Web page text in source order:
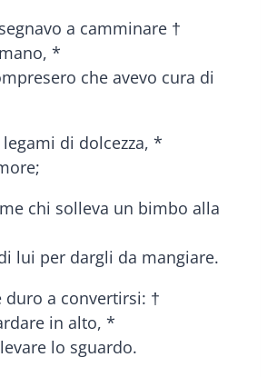
a camminare †
*
che avevo cura di
di dolcezza, *
chi solleva un bimbo alla
lui per dargli da mangiare.
a convertirsi: †
in alto, *
lo sguardo.